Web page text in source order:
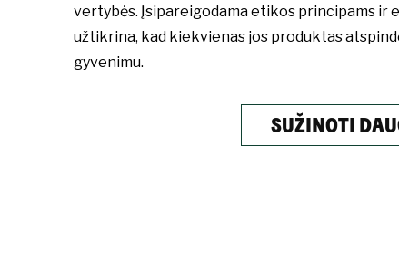
vertybės. Įsipareigodama etikos principams ir
užtikrina, kad kiekvienas jos produktas
gyvenimu.
SUŽINOTI